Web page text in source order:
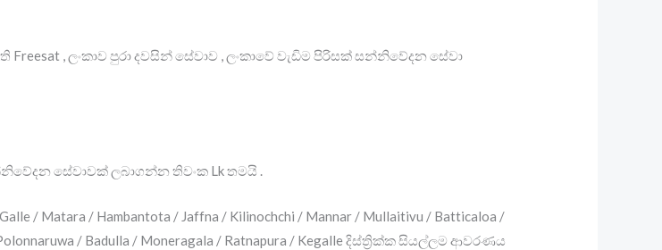
, ලංකාව පුරා දවසින් සේවාව , ලංකාවේ වැඩිම පිරිසක් සන්නිවේදන සේවා
සේවාවක් ලබාගන්න තිවංක Lk තමයි .
/ Matara / Hambantota / Jaffna / Kilinochchi / Mannar / Mullaitivu / Batticaloa /
/ Badulla / Moneragala / Ratnapura / Kegalle දිස්ත්‍රික්ක සියල්ලම ආවරණය